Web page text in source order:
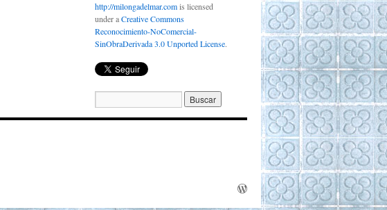
http://milongadelmar.comis licensed
under aCreative Commons
Reconocimiento-NoComercial-
SinObraDerivada 3.0 Unported License.